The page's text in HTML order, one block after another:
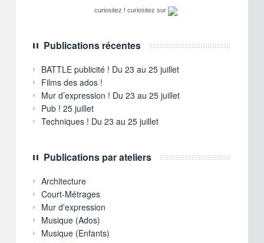
curiositez ! curiositez sur
Publications récentes
BATTLE publicité ! Du 23 au 25 juillet
Films des ados !
Mur d’expression ! Du 23 au 25 juillet
Pub ! 25 juillet
Techniques ! Du 23 au 25 juillet
Publications par ateliers
Architecture
Court-Métrages
Mur d'expression
Musique (Ados)
Musique (Enfants)